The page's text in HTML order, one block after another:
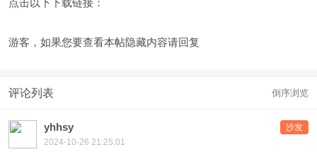
点击以下下载链接：
游客，如果您要查看本帖隐藏内容请回复
评论列表 倒序浏览
沙发
yhhsy
2024-10-26 21:25:01